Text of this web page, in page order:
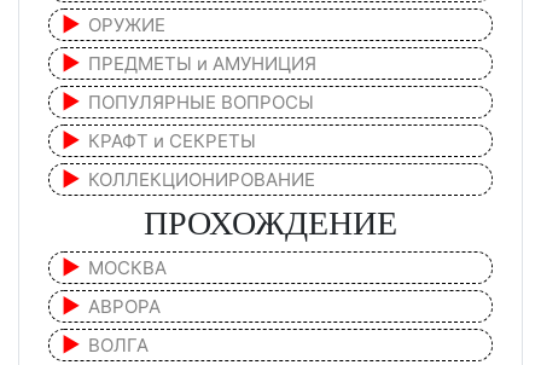
ОРУЖИЕ
ПРЕДМЕТЫ и АМУНИЦИЯ
ПОПУЛЯРНЫЕ ВОПРОСЫ
КРАФТ и СЕКРЕТЫ
КОЛЛЕКЦИОНИРОВАНИЕ
ПРОХОЖДЕНИЕ
МОСКВА
АВРОРА
ВОЛГА